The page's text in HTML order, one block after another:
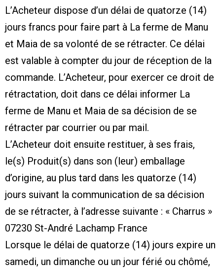
L’Acheteur dispose d’un délai de quatorze (14)
jours francs pour faire part à La ferme de Manu
et Maia de sa volonté de se rétracter. Ce délai
est valable à compter du jour de réception de la
commande. L’Acheteur, pour exercer ce droit de
rétractation, doit dans ce délai informer La
ferme de Manu et Maia de sa décision de se
rétracter par courrier ou par mail.
L’Acheteur doit ensuite restituer, à ses frais,
le(s) Produit(s) dans son (leur) emballage
d’origine, au plus tard dans les quatorze (14)
jours suivant la communication de sa décision
de se rétracter, à l’adresse suivante : « Charrus »
07230 St-André Lachamp France
Lorsque le délai de quatorze (14) jours expire un
samedi, un dimanche ou un jour férié ou chômé,